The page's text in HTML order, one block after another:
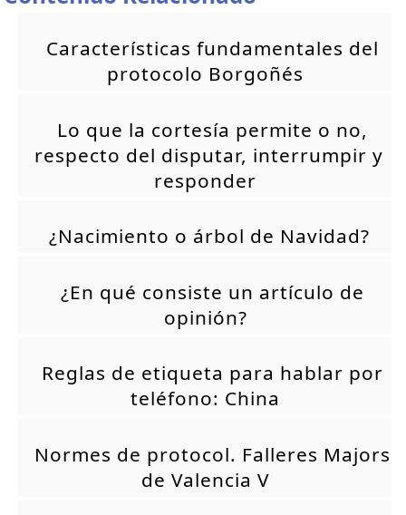
Características fundamentales del
protocolo Borgoñés
Lo que la cortesía permite o no,
respecto del disputar, interrumpir y
responder
¿Nacimiento o árbol de Navidad?
¿En qué consiste un artículo de
opinión?
Reglas de etiqueta para hablar por
teléfono: China
Normes de protocol. Falleres Majors
de Valencia V